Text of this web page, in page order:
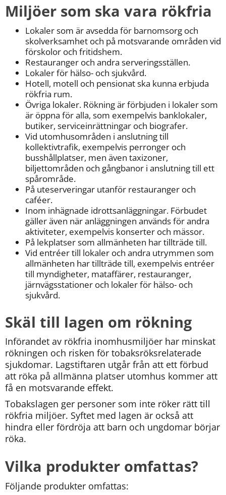
Miljöer som ska vara rökfria
Lokaler som är avsedda för barnomsorg och
skolverksamhet och på motsvarande områden vid
förskolor och fritidshem.
Restauranger och andra serveringsställen.
Lokaler för hälso- och sjukvård.
Hotell, motell och pensionat ska kunna erbjuda
rökfria rum.
Övriga lokaler. Rökning är förbjuden i lokaler som
är öppna för alla, som exempelvis banklokaler,
butiker, serviceinrättningar och biografer.
Vid utomhusområden i anslutning till
kollektivtrafik, exempelvis perronger och
busshållplatser, men även taxizoner,
biljettområden och gångbanor i anslutning till ett
spårområde.
På uteserveringar utanför restauranger och
caféer.
Inom inhägnade idrottsanläggningar. Förbudet
gäller även när anläggningen används för andra
aktiviteter, exempelvis konserter och mässor.
På lekplatser som allmänheten har tillträde till.
Vid entréer till lokaler och andra utrymmen som
allmänheten har tillträde till, exempelvis entréer
till myndigheter, mataffärer, restauranger,
järnvägsstationer och lokaler för hälso- och
sjukvård.
Skäl till lagen om rökning
Införandet av rökfria inomhusmiljöer har minskat
rökningen och risken för tobaksröksrelaterade
sjukdomar. Lagstiftaren utgår från att ett förbud
att röka på allmänna platser utomhus kommer att
få en motsvarande effekt.
Tobakslagen ger personer som inte röker rätt till
rökfria miljöer. Syftet med lagen är också att
hindra eller fördröja att barn och ungdomar börjar
röka.
Vilka produkter omfattas?
Följande produkter omfattas:
meddelandet.